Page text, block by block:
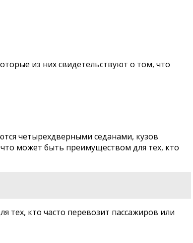
из них свидетельствуют о том, что
четырехдверными седанами, кузов
может быть преимуществом для тех, кто
тех, кто часто перевозит пассажиров или